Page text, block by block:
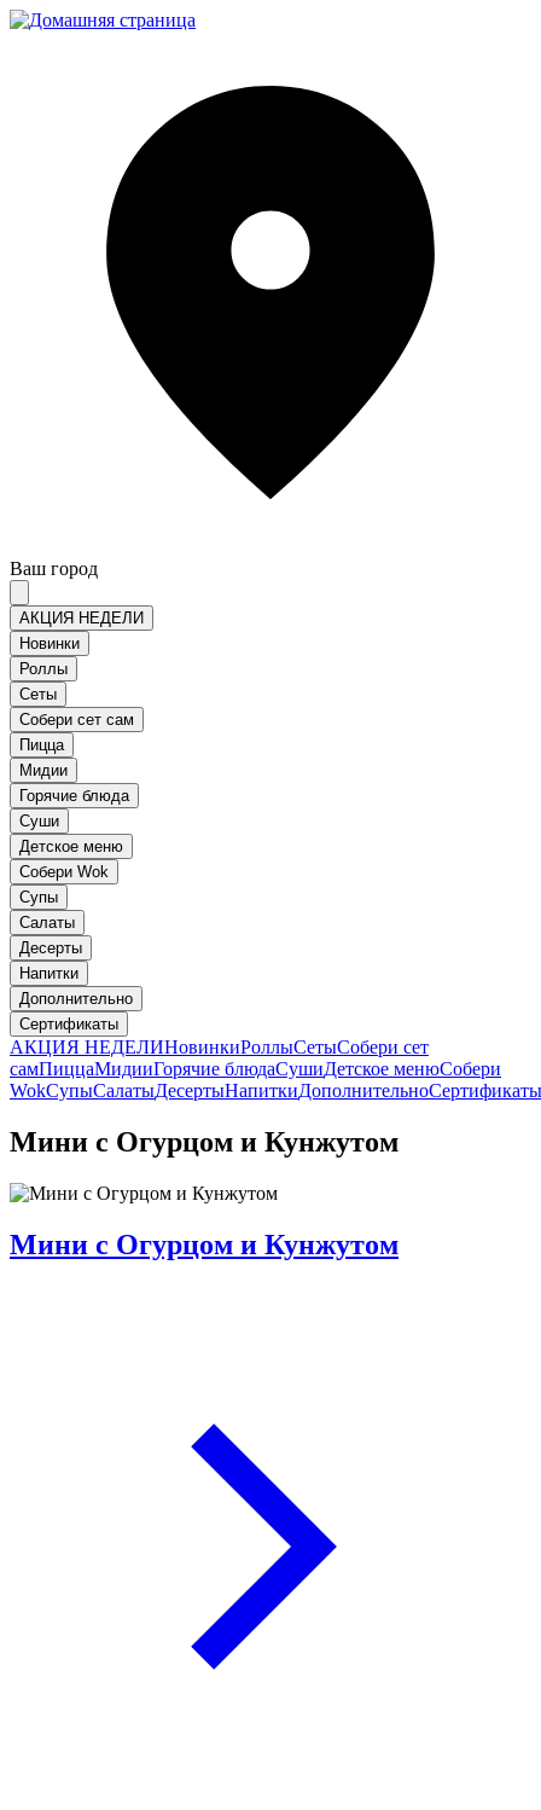
Ваш город
АКЦИЯ НЕДЕЛИ
Новинки
Роллы
Сеты
Собери сет сам
Пицца
Мидии
Горячие блюда
Суши
Детское меню
Собери Wok
Супы
Салаты
Десерты
Напитки
Дополнительно
Сертификаты
АКЦИЯ НЕДЕЛИНовинкиРоллыСетыСобери сет
самПиццаМидииГорячие блюдаСушиДетское менюСобери
WokСупыСалатыДесертыНапиткиДополнительноСертификаты
Мини с Огурцом и Кунжутом
Мини с Огурцом и Кунжутом